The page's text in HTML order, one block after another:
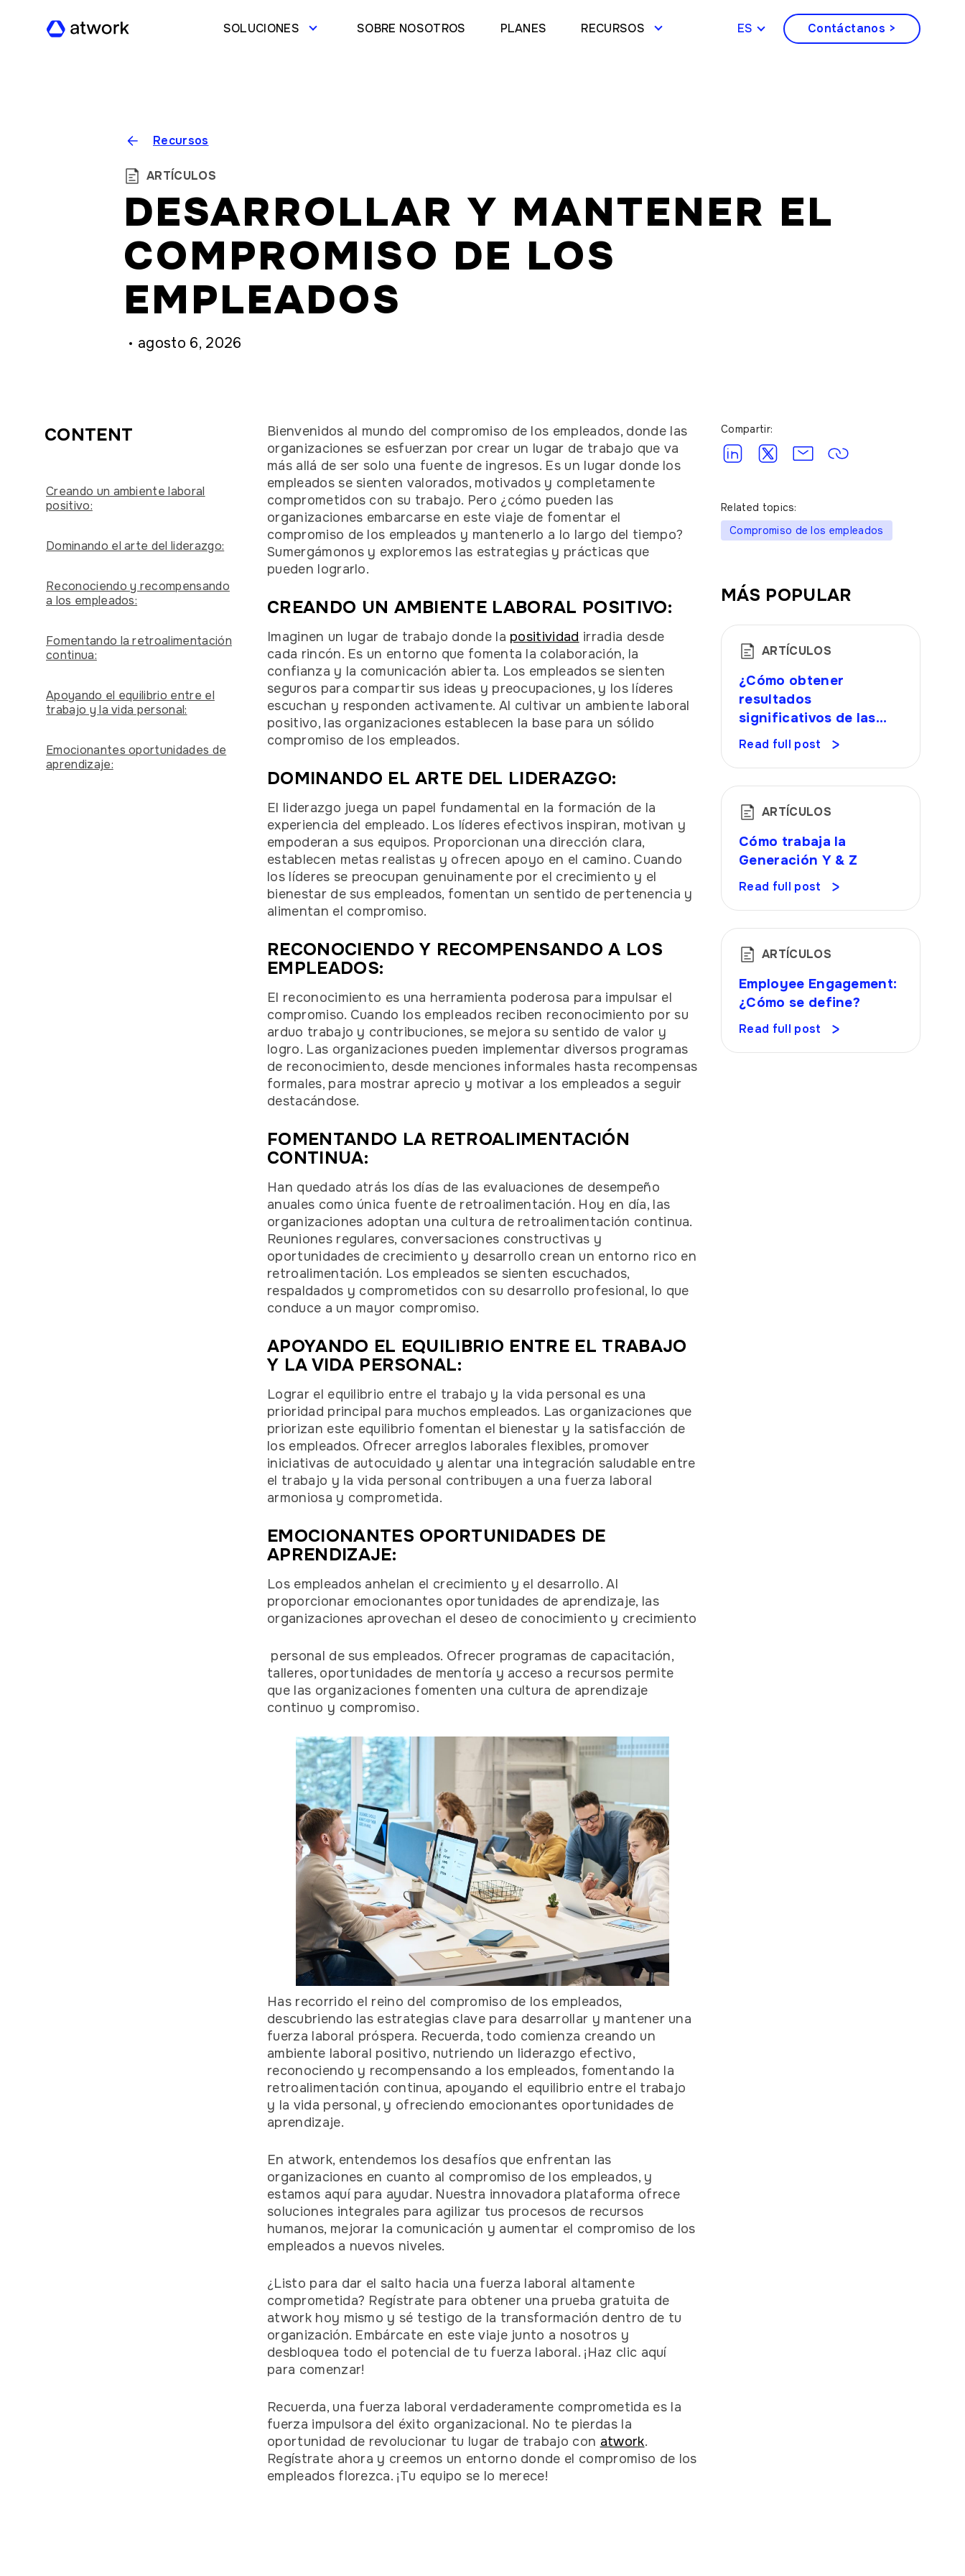
SOLUCIONES SOBRE NOSOTROS PLANES RECURSOS ESPAÑOL Contáctanos >
Recursos
ARTÍCULOS
DESARROLLAR Y MANTENER EL
COMPROMISO DE LOS
EMPLEADOS
agosto 6, 2026
CONTENT
Creando un ambiente laboral
positivo:
Dominando el arte del liderazgo:
Reconociendo y recompensando
a los empleados:
Fomentando la retroalimentación
continua:
Apoyando el equilibrio entre el
trabajo y la vida personal:
Emocionantes oportunidades de
aprendizaje:
Bienvenidos al mundo del compromiso de los empleados, donde las
organizaciones se esfuerzan por crear un lugar de trabajo que va
más allá de ser solo una fuente de ingresos. Es un lugar donde los
empleados se sienten valorados, motivados y completamente
comprometidos con su trabajo. Pero ¿cómo pueden las
organizaciones embarcarse en este viaje de fomentar el
compromiso de los empleados y mantenerlo a lo largo del tiempo?
Sumergámonos y exploremos las estrategias y prácticas que
pueden lograrlo.
CREANDO UN AMBIENTE LABORAL POSITIVO:
Imaginen un lugar de trabajo donde la positividad irradia desde
cada rincón. Es un entorno que fomenta la colaboración, la
confianza y la comunicación abierta. Los empleados se sienten
seguros para compartir sus ideas y preocupaciones, y los líderes
escuchan y responden activamente. Al cultivar un ambiente laboral
positivo, las organizaciones establecen la base para un sólido
compromiso de los empleados.
DOMINANDO EL ARTE DEL LIDERAZGO:
El liderazgo juega un papel fundamental en la formación de la
experiencia del empleado. Los líderes efectivos inspiran, motivan y
empoderan a sus equipos. Proporcionan una dirección clara,
establecen metas realistas y ofrecen apoyo en el camino. Cuando
los líderes se preocupan genuinamente por el crecimiento y el
bienestar de sus empleados, fomentan un sentido de pertenencia y
alimentan el compromiso.
RECONOCIENDO Y RECOMPENSANDO A LOS
EMPLEADOS:
El reconocimiento es una herramienta poderosa para impulsar el
compromiso. Cuando los empleados reciben reconocimiento por su
arduo trabajo y contribuciones, se mejora su sentido de valor y
logro. Las organizaciones pueden implementar diversos programas
de reconocimiento, desde menciones informales hasta recompensas
formales, para mostrar aprecio y motivar a los empleados a seguir
destacándose.
FOMENTANDO LA RETROALIMENTACIÓN
CONTINUA:
Han quedado atrás los días de las evaluaciones de desempeño
anuales como única fuente de retroalimentación. Hoy en día, las
organizaciones adoptan una cultura de retroalimentación continua.
Reuniones regulares, conversaciones constructivas y
oportunidades de crecimiento y desarrollo crean un entorno rico en
retroalimentación. Los empleados se sienten escuchados,
respaldados y comprometidos con su desarrollo profesional, lo que
conduce a un mayor compromiso.
APOYANDO EL EQUILIBRIO ENTRE EL TRABAJO
Y LA VIDA PERSONAL:
Lograr el equilibrio entre el trabajo y la vida personal es una
prioridad principal para muchos empleados. Las organizaciones que
priorizan este equilibrio fomentan el bienestar y la satisfacción de
los empleados. Ofrecer arreglos laborales flexibles, promover
iniciativas de autocuidado y alentar una integración saludable entre
el trabajo y la vida personal contribuyen a una fuerza laboral
armoniosa y comprometida.
EMOCIONANTES OPORTUNIDADES DE
APRENDIZAJE:
Los empleados anhelan el crecimiento y el desarrollo. Al
proporcionar emocionantes oportunidades de aprendizaje, las
organizaciones aprovechan el deseo de conocimiento y crecimiento
personal de sus empleados. Ofrecer programas de capacitación,
talleres, oportunidades de mentoría y acceso a recursos permite
que las organizaciones fomenten una cultura de aprendizaje
continuo y compromiso.
Has recorrido el reino del compromiso de los empleados,
descubriendo las estrategias clave para desarrollar y mantener una
fuerza laboral próspera. Recuerda, todo comienza creando un
ambiente laboral positivo, nutriendo un liderazgo efectivo,
reconociendo y recompensando a los empleados, fomentando la
retroalimentación continua, apoyando el equilibrio entre el trabajo
y la vida personal, y ofreciendo emocionantes oportunidades de
aprendizaje.
En atwork, entendemos los desafíos que enfrentan las
organizaciones en cuanto al compromiso de los empleados, y
estamos aquí para ayudar. Nuestra innovadora plataforma ofrece
soluciones integrales para agilizar tus procesos de recursos
humanos, mejorar la comunicación y aumentar el compromiso de los
empleados a nuevos niveles.
¿Listo para dar el salto hacia una fuerza laboral altamente
comprometida? Regístrate para obtener una prueba gratuita de
atwork hoy mismo y sé testigo de la transformación dentro de tu
organización. Embárcate en este viaje junto a nosotros y
desbloquea todo el potencial de tu fuerza laboral. ¡Haz clic aquí
para comenzar!
Recuerda, una fuerza laboral verdaderamente comprometida es la
fuerza impulsora del éxito organizacional. No te pierdas la
oportunidad de revolucionar tu lugar de trabajo con atwork.
Regístrate ahora y creemos un entorno donde el compromiso de los
empleados florezca. ¡Tu equipo se lo merece!
Compartir:
Related topics:
Compromiso de los empleados
MÁS POPULAR
ARTÍCULOS
¿Cómo obtener
resultados
significativos de las
encuestas a los
empleados?
Read full post
ARTÍCULOS
Cómo trabaja la
Generación Y & Z
Read full post
ARTÍCULOS
Employee Engagement:
¿Cómo se define?
Read full post